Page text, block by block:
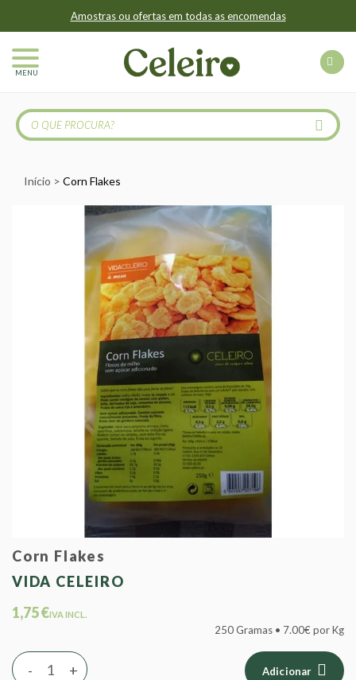
Amostras ou ofertas em todas as encomendas
MENU
Início Corn Flakes
Corn Flakes
VIDA CELEIRO
1,75 €IVA INCL.
250 Gramas • 7.00€ por Kg
+
- Adicionar